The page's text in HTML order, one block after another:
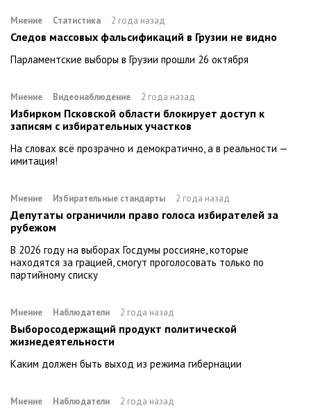
Мнение Статистика 2 года назад
Следов массовых фальсификаций в Грузии не видно
Парламентские выборы в Грузии прошли 26 октября
Мнение Видеонаблюдение 2 года назад
Избирком Псковской области блокирует доступ к
записям с избирательных участков
На словах всё прозрачно и демократично, а в реальности —
имитация!
Мнение Избирательные стандарты 2 года назад
Депутаты ограничили право голоса избирателей за
рубежом
В 2026 году на выборах Госдумы россияне, которые
находятся за грацией, смогут проголосовать только по
партийному списку
Мнение Наблюдатели 2 года назад
Выборосодержащий продукт политической
жизнедеятельности
Каким должен быть выход из режима гибернации
Мнение Наблюдатели 2 года назад